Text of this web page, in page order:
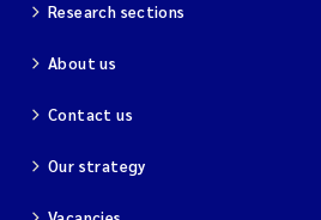
Research sections
About us
Contact us
Our strategy